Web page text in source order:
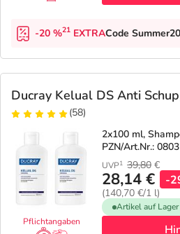
-20 %21 EXTRACode Summer20
Ducray Kelual DS Anti
(58)
Pflichtangaben
2x100 ml,
PZN/Art.Nr.:
UVP1 39,80 €
28,14 €
(140,70 €/1 l)
-
Artikel auf Lager